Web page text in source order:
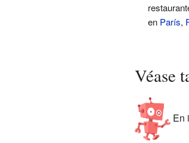
en París,
Véase
En